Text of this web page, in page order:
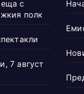
с
полк
7 август